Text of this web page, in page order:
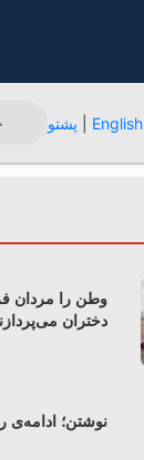
English پشتو
وطن را مردان
دختران
نوشتن؛ ادامه‌ی